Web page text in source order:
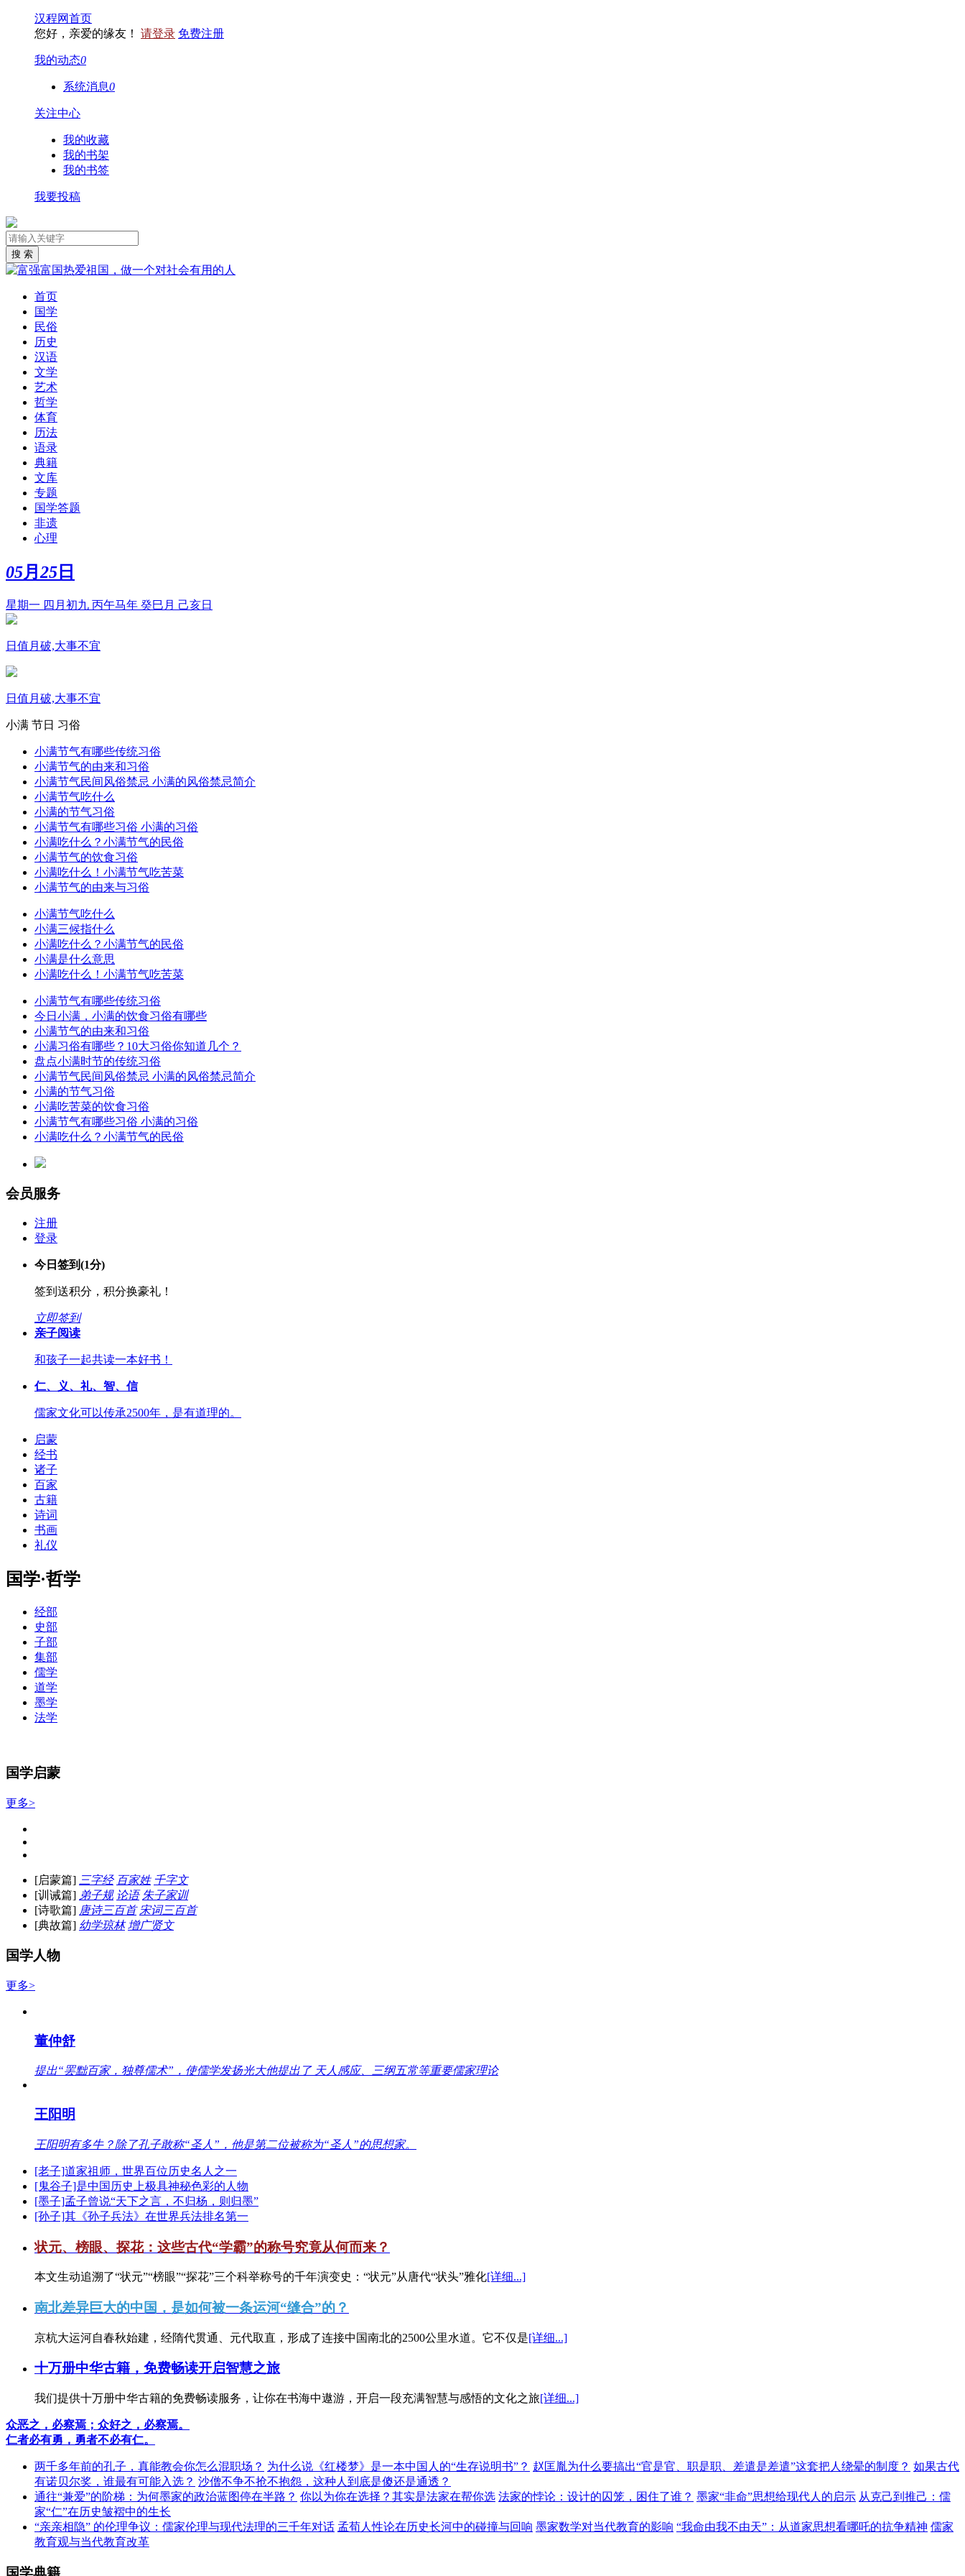
汉程网首页
您好，亲爱的缘友！ 请登录 免费注册
我的动态0
系统消息0
关注中心
我的收藏
我的书架
我的书签
我要投稿
首页
国学
民俗
历史
汉语
文学
艺术
哲学
体育
历法
语录
典籍
文库
专题
国学答题
非遗
心理
05月 25 日
星期一 四月初九 丙午马年 癸巳月 己亥日
日值月破,大事不宜
日值月破,大事不宜
小满 节日 习俗
小满节气有哪些传统习俗
小满节气的由来和习俗
小满节气民间风俗禁忌 小满的风俗禁忌简介
小满节气吃什么
小满的节气习俗
小满节气有哪些习俗 小满的习俗
小满吃什么？小满节气的民俗
小满节气的饮食习俗
小满吃什么！小满节气吃苦菜
小满节气的由来与习俗
小满节气吃什么
小满三候指什么
小满吃什么？小满节气的民俗
小满是什么意思
小满吃什么！小满节气吃苦菜
小满节气有哪些传统习俗
今日小满，小满的饮食习俗有哪些
小满节气的由来和习俗
小满习俗有哪些？10大习俗你知道几个？
盘点小满时节的传统习俗
小满节气民间风俗禁忌 小满的风俗禁忌简介
小满的节气习俗
小满吃苦菜的饮食习俗
小满节气有哪些习俗 小满的习俗
小满吃什么？小满节气的民俗
会员服务
注册
登录
今日签到(1分)
签到送积分，积分换豪礼！
立即签到
亲子阅读
和孩子一起共读一本好书！
仁、义、礼、智、信
儒家文化可以传承2500年，是有道理的。
启蒙
经书
诸子
百家
古籍
诗词
书画
礼仪
国学·哲学
经部
史部
子部
集部
儒学
道学
墨学
法学
国学启蒙
更多>
[启蒙篇] 三字经 百家姓 千字文
[训诫篇] 弟子规 论语 朱子家训
[诗歌篇] 唐诗三百首 宋词三百首
[典故篇] 幼学琼林 增广贤文
国学人物
更多>
董仲舒
提出“罢黜百家，独尊儒术”，使儒学发扬光大他提出了 天人感应、三纲五常等重要儒家理论
王阳明
王阳明有多牛？除了孔子敢称“圣人”，他是第二位被称为“圣人”的思想家。
[老子]道家祖师，世界百位历史名人之一
[鬼谷子]是中国历史上极具神秘色彩的人物
[墨子]孟子曾说“天下之言，不归杨，则归墨”
[孙子]其《孙子兵法》在世界兵法排名第一
状元、榜眼、探花：这些古代“学霸”的称号究竟从何而来？
本文生动追溯了“状元”“榜眼”“探花”三个科举称号的千年演变史：“状元”从唐代“状头”雅化[详细...]
南北差异巨大的中国，是如何被一条运河“缝合”的？
京杭大运河自春秋始建，经隋代贯通、元代取直，形成了连接中国南北的2500公里水道。它不仅是[详细...]
十万册中华古籍，免费畅读开启智慧之旅
我们提供十万册中华古籍的免费畅读服务，让你在书海中遨游，开启一段充满智慧与感悟的文化之旅[详细...]
众恶之，必察焉；众好之，必察焉。
仁者必有勇，勇者不必有仁。
两千多年前的孔子，真能教会你怎么混职场？ 为什么说《红楼梦》是一本中国人的“生存说明书”？ 赵匡胤为什么要搞出“官是官、职是职、差遣是差遣”这套把人绕晕的制度？ 如果古代
有诺贝尔奖，谁最有可能入选？ 沙僧不争不抢不抱怨，这种人到底是傻还是通透？
通往“兼爱”的阶梯：为何墨家的政治蓝图停在半路？ 你以为你在选择？其实是法家在帮你选 法家的悖论：设计的囚笼，困住了谁？ 墨家“非命”思想给现代人的启示 从克己到推己：儒
家“仁”在历史皱褶中的生长
“亲亲相隐” 的伦理争议：儒家伦理与现代法理的三千年对话 孟荀人性论在历史长河中的碰撞与回响 墨家数学对当代教育的影响 “我命由我不由天”：从道家思想看哪吒的抗争精神 儒家
教育观与当代教育改革
国学典籍